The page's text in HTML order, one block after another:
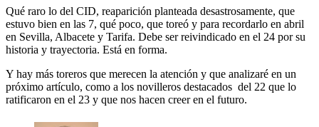
Qué raro lo del CID, reaparición planteada desastrosamente, que
estuvo bien en las 7, qué poco, que toreó y para recordarlo en abril
en Sevilla, Albacete y Tarifa. Debe ser reivindicado en el 24 por su
historia y trayectoria. Está en forma.
Y hay más toreros que merecen la atención y que analizaré en un
próximo artículo, como a los novilleros destacados del 22 que lo
ratificaron en el 23 y que nos hacen creer en el futuro.